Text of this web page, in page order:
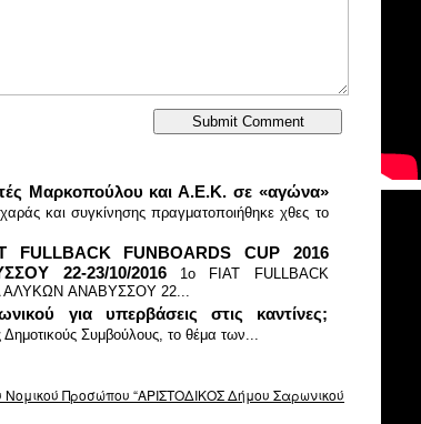
Μαρκοπούλου και Α.Ε.Κ. σε «αγώνα»
και συγκίνησης πραγματοποιήθηκε χθες το
FULLBACK FUNBOARDS CUP 2016
22-23/10/2016
1o FIAT FULLBACK
ΑΛΥΚΩΝ ANAΒΥΣΣΟΥ 22...
για υπερβάσεις στις καντίνες;
Δημοτικούς Συμβούλους, το θέμα των...
Προσώπου “ΑΡΙΣΤΟΔΙΚΟΣ Δήμου Σαρωνικού